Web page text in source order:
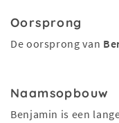
Oorsprong
De oorsprong van
Naamsopbouw
Benjamin is een